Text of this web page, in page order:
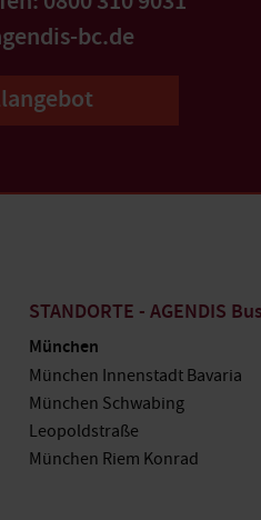
bc.de
STANDORTE - AGENDIS
München
München Innenstadt Bavaria
München Schwabing
Leopoldstraße
München Riem Konrad